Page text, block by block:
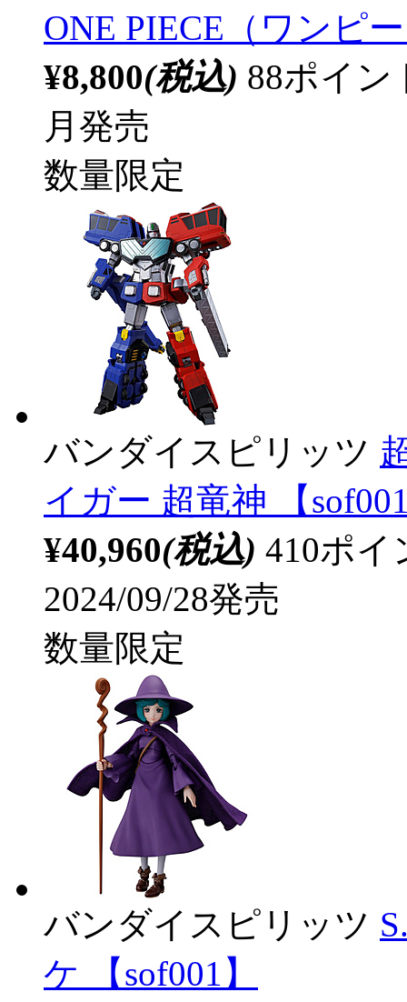
ONE PIECE（ワンピ
¥8,800(税込) 88ポイ
月発売
数量限定
バンダイスピリッツ
イガー 超竜神 【
¥40,960(税込) 410ポ
2024/09/28発売
数量限定
バンダイスピリッツ
ケ 【sof001】